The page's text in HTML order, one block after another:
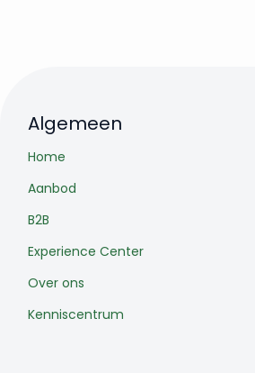
Algemeen
Home
Aanbod
B2B
Experience Center
Over ons
Kenniscentrum